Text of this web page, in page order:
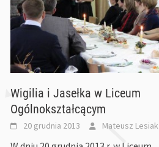
Wigilia i Jasełka w Liceum
Ogólnokształcącym
20 grudnia 2013 Mateusz Lesiak